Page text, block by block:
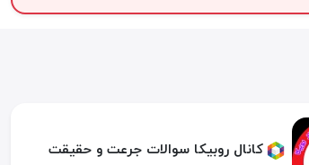
کانال روبیکا سوالات جرعت و حقیقت